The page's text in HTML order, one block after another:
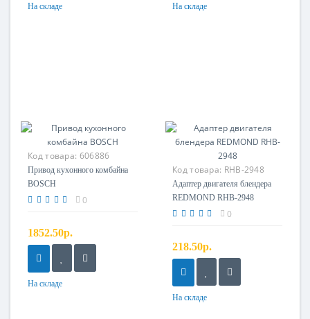
На складе На складе
Код товара: 606886
Привод кухонного комбайна
BOSCH
0
1852.50р.
На складе
Код товара: RHB-2948
Адаптер двигателя
Адаптер двигателя блендера
REDMOND RHB-2948
0
218.50р.
На складе